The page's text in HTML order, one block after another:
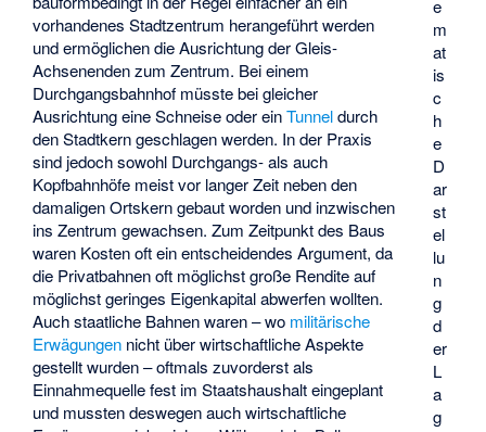
e
m
at
is
c
h
e
D
ar
st
el
lu
n
g
d
er
L
a
g
vorhandenes Stadtzentrum herangeführt werden
und ermöglichen die Ausrichtung der Gleis-
Achsenenden zum Zentrum. Bei einem
Durchgangsbahnhof müsste bei gleicher
Ausrichtung eine Schneise oder einTunneldurch
den Stadtkern geschlagen werden. In der Praxis
sind jedoch sowohl Durchgangs- als auch
Kopfbahnhöfe meist vor langer Zeit neben den
damaligen Ortskern gebaut worden und inzwischen
ins Zentrum gewachsen. Zum Zeitpunkt des Baus
waren Kosten oft ein entscheidendes Argument, da
die Privatbahnen oft möglichst große Rendite auf
möglichst geringes Eigenkapital abwerfen wollten.
Auch staatliche Bahnen waren – wo militärische
Erwägungen nicht über wirtschaftliche Aspekte
gestellt wurden – oftmals zuvorderst als
Einnahmequelle fest im Staatshaushalt eingeplant
und mussten deswegen auch wirtschaftliche